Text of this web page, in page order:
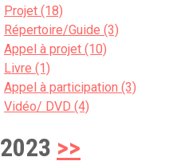
Projet (18)
Répertoire/Guide (3)
Appel à projet (10)
Livre (1)
Appel à participation (3)
Vidéo/ DVD (4)
2023 >>